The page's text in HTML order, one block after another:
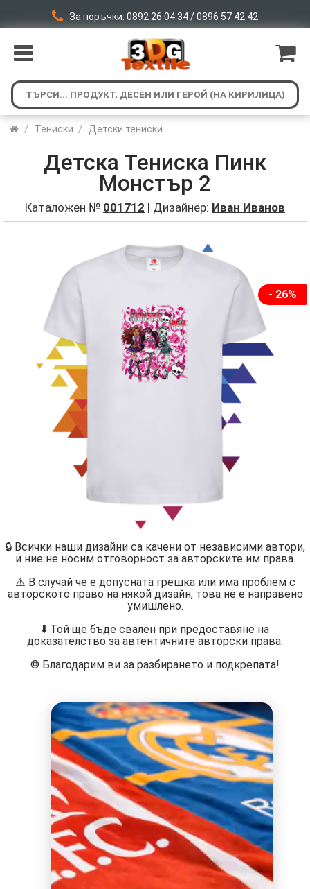
За поръчки: 0892 26 04 34 / 0896 57 42 42
/ Тениски / Детски тениски
Детска Тениска Пинк
Монстър 2
Каталожен № 001712 | Дизайнер: Иван Иванов
- 26%
🔒 Всички наши дизайни са качени от независими автори,
и ние не носим отговорност за авторските им права.
⚠️ В случай че е допусната грешка или има проблем с
авторското право на някой дизайн, това не е направено
умишлено.
⬇️ Той ще бъде свален при предоставяне на
доказателство за автентичните авторски права.
©️ Благодарим ви за разбирането и подкрепата!